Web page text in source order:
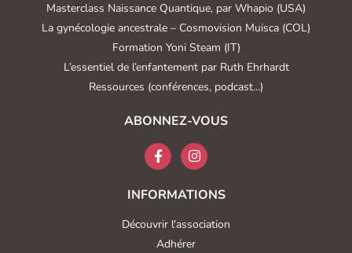
Masterclass Naissance Quantique, par Whapio (USA)
La gynécologie ancestrale – Cosmovision Muisca (COL)
Formation Yoni Steam (IT)
L’essentiel de l’enfantement par Ruth Ehrhardt
Ressources (conférences, podcast...)
ABONNEZ-VOUS
INFORMATIONS
Découvrir l'association
Adhérer